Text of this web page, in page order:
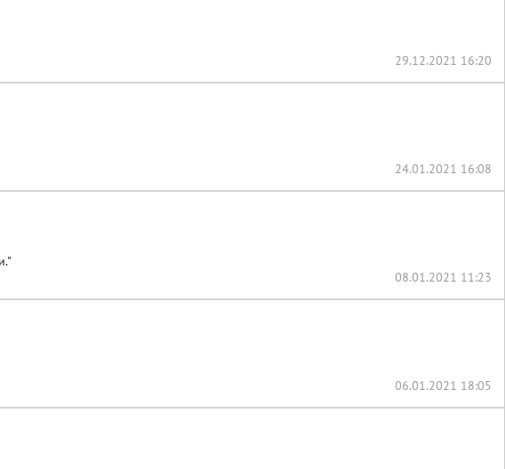
29.12.2021 16:20
24.01.2021 16:08
08.01.2021 11:23
06.01.2021 18:05